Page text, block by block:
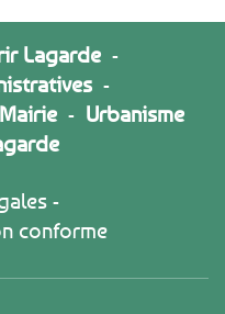
Lagarde -
-
Mairie - Urbanisme
-
conforme